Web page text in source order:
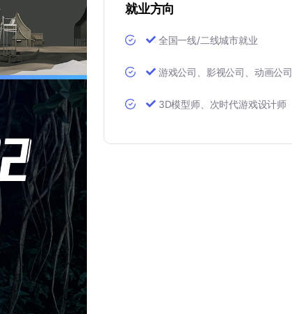
就业方向
全国一线/二线城市就业
游戏公司、影视公司、动画公司
3D模型师、次时代游戏设计师